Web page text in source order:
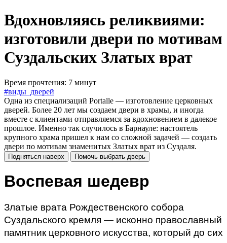
Вдохновляясь реликвиями:
изготовили двери по мотивам
Суздальских Златых врат
Время прочтения: 7 минут
#виды_дверей
Одна из специализаций Portalle — изготовление церковных
дверей. Более 20 лет мы создаем двери в храмы, и иногда
вместе с клиентами отправляемся за вдохновением в далекое
прошлое. Именно так случилось в Барнауле: настоятель
крупного храма пришел к нам со сложной задачей — создать
двери по мотивам знаменитых Златых врат из Суздаля.
Подняться наверх Помочь выбрать дверь
Воспевая шедевр
Златые врата Рождественского собора
Суздальского кремля — исконно православный
памятник церковного искусства, который до сих